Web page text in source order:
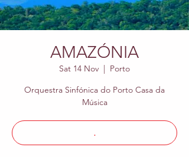
AMAZÓNIA
Sat 14 Nov
  |
Porto
Orquestra Sinfónica do Porto Casa da
Música
.